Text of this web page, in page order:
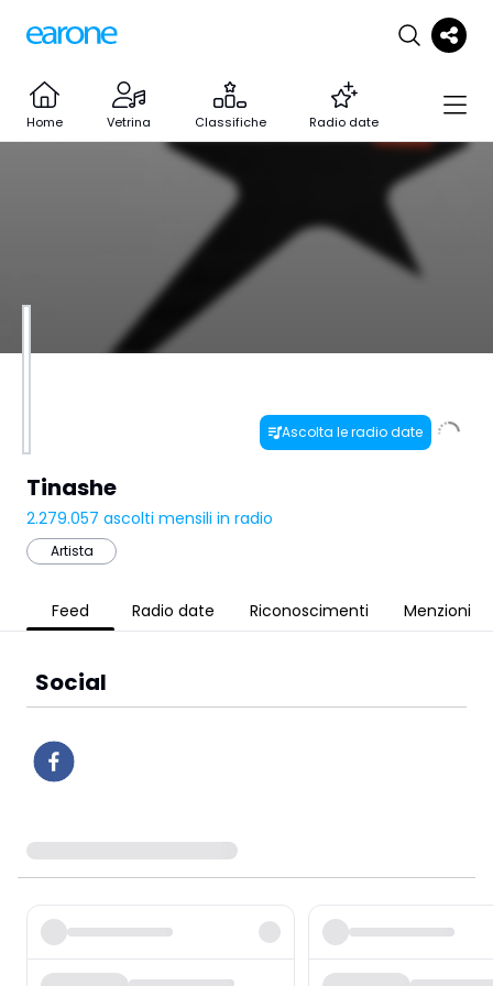
Home Vetrina Classifiche Radio date
Ascolta le radio date
Tinashe
2.279.057 ascolti mensili in radio
Artista
Feed Radio date Riconoscimenti Menzioni
Social